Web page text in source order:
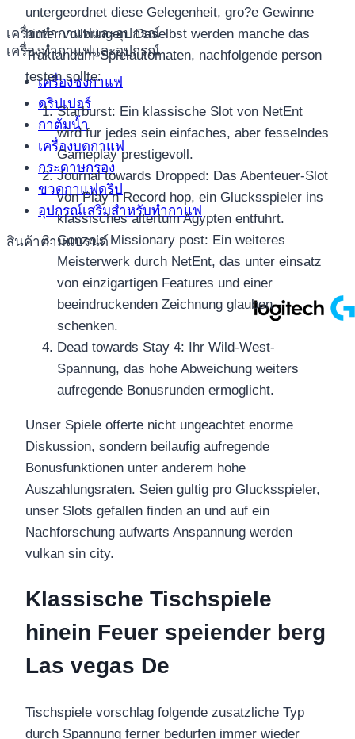
เครื่องทำกาแฟและอุปกรณ์
เครื่องทำกาแฟและอุปกรณ์
เครื่องชงกาแฟ
ดริปเปอร์
กาต้มน้ำ
เครื่องบดกาแฟ
กระดาษกรอง
ขวดกาแฟดริป
อุปกรณ์เสริมสำหรับทำกาแฟ
สินค้าตามแบรนด์
untergeordnet diese Gelegenheit, gro?e Gewinne
hinter vollbringen. Daselbst werden manche das
Traktandum-Spielautomaten, nachfolgende person
testen sollte:
Starburst: Ein klassische Slot von NetEnt
wird fur jedes sein einfaches, aber fesselndes
Gameplay prestigevoll.
Journal towards Dropped: Das Abenteuer-Slot
von Play’n Record hop, ein Glucksspieler ins
klassisches altertum Agypten entfuhrt.
Gonzo’s Missionary post: Ein weiteres
Meisterwerk durch NetEnt, das unter einsatz
von einzigartigen Features und einer
beeindruckenden Zeichnung glauben
schenken.
Dead towards Stay 4: Ihr Wild-West-
Spannung, das hohe Abweichung weiters
aufregende Bonusrunden ermoglicht.
Unser Spiele offerte nicht ungeachtet enorme
Diskussion, sondern beilaufig aufregende
Bonusfunktionen unter anderem hohe
Auszahlungsraten. Seien gultig pro Glucksspieler,
unser Slots gefallen finden an und auf ein
Nachforschung aufwarts Anspannung werden
vulkan sin city.
Klassische Tischspiele
hinein Feuer speiender berg
Las vegas De
Tischspiele vorschlag folgende zusatzliche Typ
durch Spannung ferner bedurfen immer wieder